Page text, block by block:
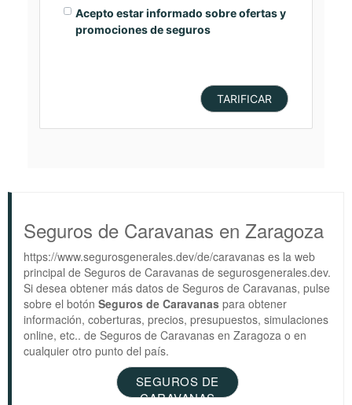
Acepto estar informado sobre ofertas y
promociones de seguros
TARIFICAR
Seguros de Caravanas en Zaragoza
https://www.segurosgenerales.dev/de/caravanas es la web
principal de Seguros de Caravanas de segurosgenerales.dev.
Si desea obtener más datos de Seguros de Caravanas, pulse
sobre el botón Seguros de Caravanas para obtener
información, coberturas, precios, presupuestos, simulaciones
online, etc.. de Seguros de Caravanas en Zaragoza o en
cualquier otro punto del país.
SEGUROS DE
CARAVANAS